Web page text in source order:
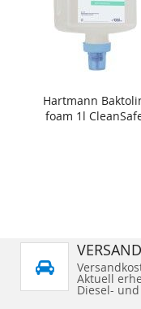
Hartmann
foam 1l
Aktuell
Diesel-